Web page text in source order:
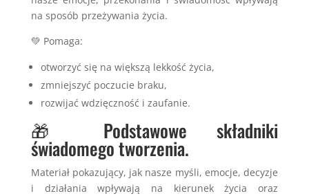
na sposób przeżywania życia.
💚 Pomaga:
otworzyć się na większą lekkość życia,
zmniejszyć poczucie braku,
rozwijać wdzięczność i zaufanie.
🎁 Podstawowe składniki
świadomego tworzenia.
Materiał pokazujący, jak nasze myśli, emocje, decyzje
i działania wpływają na kierunek życia oraz